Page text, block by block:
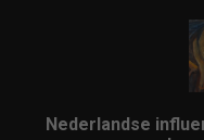
Nederlandse